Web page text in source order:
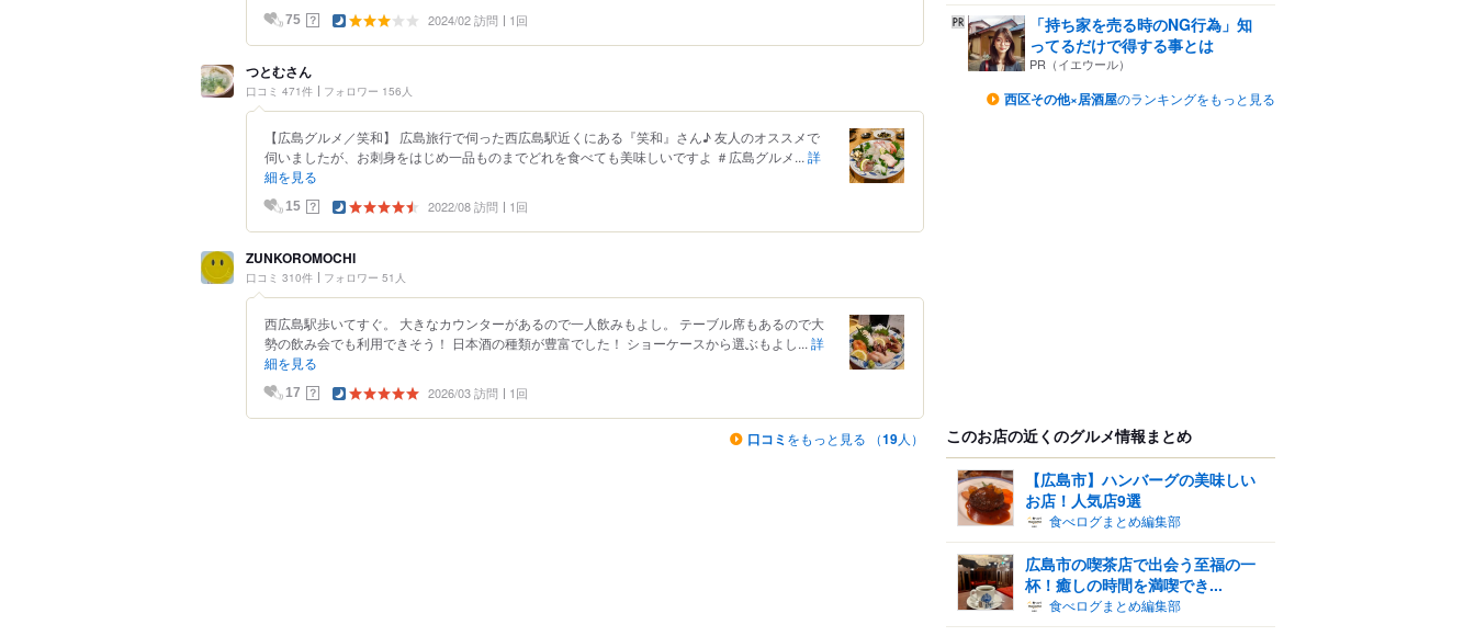
75 ？ 2024/02 訪問 1回
つとむさん
口コミ 471件 フォロワー 156人
【広島グルメ／笑和】 広島旅行で伺った西広島駅近くにある『笑和』さん♪ 友人のオススメで
伺いましたが、お刺身をはじめ一品ものまでどれを食べても美味しいですよ ＃広島グルメ... 詳
細を見る
15 ？ 2022/08 訪問 1回
ZUNKOROMOCHI
口コミ 310件 フォロワー 51人
西広島駅歩いてすぐ。 大きなカウンターがあるので一人飲みもよし。 テーブル席もあるので大
勢の飲み会でも利用できそう！ 日本酒の種類が豊富でした！ ショーケースから選ぶもよし... 詳
細を見る
17 ？ 2026/03 訪問 1回
口コミ をもっと見る （19人）
「持ち家を売る時のNG行為」知
ってるだけで得する事とは
PR（イエウール）
西区その他×居酒屋のランキングをもっと見る
このお店の近くのグルメ情報まとめ
【広島市】ハンバーグの美味しい
お店！人気店9選
食べログまとめ編集部
広島市の喫茶店で出会う至福の一
杯！癒しの時間を満喫でき...
食べログまとめ編集部